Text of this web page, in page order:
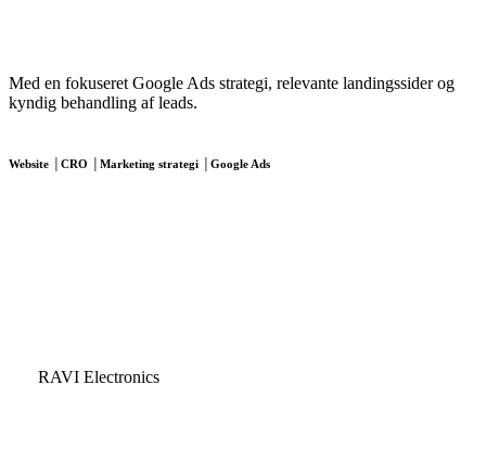
Med en fokuseret Google Ads strategi, relevante landingssider og
kyndig behandling af leads.
Website │CRO │Marketing strategi │Google Ads
RAVI Electronics